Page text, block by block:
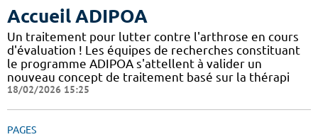
Accueil ADIPOA
Un traitement pour lutter contre l'arthrose en cours
d'évaluation ! Les équipes de recherches constituant
le programme ADIPOA s'attellent à valider un
nouveau concept de traitement basé sur la thérapi
18/02/2026 15:25
PAGES